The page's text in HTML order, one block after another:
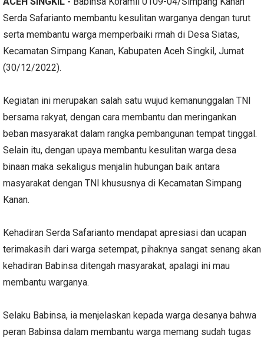
Serda Safarianto membantu kesulitan warganya dengan turut
serta membantu warga memperbaiki rmah di Desa Siatas,
Kecamatan Simpang Kanan, Kabupaten Aceh Singkil, Jumat
(30/12/2022).
Kegiatan ini merupakan salah satu wujud kemanunggalan TNI
bersama rakyat, dengan cara membantu dan meringankan
beban masyarakat dalam rangka pembangunan tempat tinggal.
Selain itu, dengan upaya membantu kesulitan warga desa
binaan maka sekaligus menjalin hubungan baik antara
masyarakat dengan TNI khususnya di Kecamatan Simpang
Kanan.
Kehadiran Serda Safarianto mendapat apresiasi dan ucapan
terimakasih dari warga setempat, pihaknya sangat senang akan
kehadiran Babinsa ditengah masyarakat, apalagi ini mau
membantu warganya.
Selaku Babinsa, ia menjelaskan kepada warga desanya bahwa
peran Babinsa dalam membantu warga memang sudah tugas